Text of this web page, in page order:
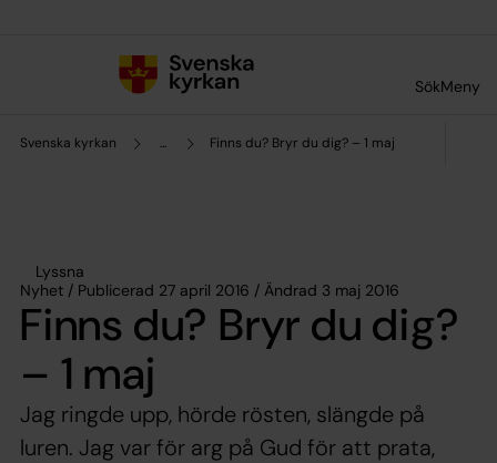
SökMeny
Svenska kyrkan ... Finns du? Bryr du dig? – 1 maj
Lyssna
Nyhet / Publicerad 27 april 2016 / Ändrad 3 maj 2016
Finns du? Bryr du dig?
– 1 maj
Jag ringde upp, hörde rösten, slängde på
luren. Jag var för arg på Gud för att prata,